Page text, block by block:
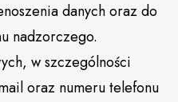
danych oraz do
nadzorczego.
w szczególności
oraz numeru telefonu